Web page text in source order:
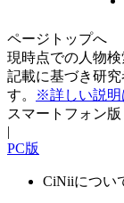
ページトップへ
現時点での人物検
記載に基づき研
す。
※詳しい説明
スマートフォン版
|
PC版
CiNiiについ